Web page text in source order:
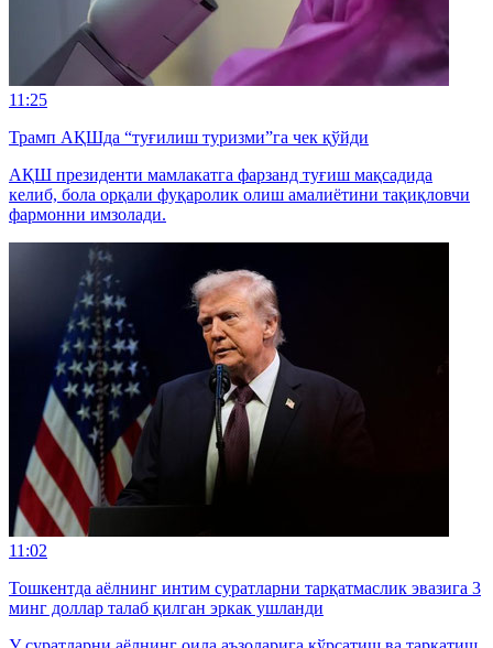
11:25
Трамп АҚШда “туғилиш туризми”га чек қўйди
АҚШ президенти мамлакатга фарзанд туғиш мақсадида
келиб, бола орқали фуқаролик олиш амалиётини тақиқловчи
фармонни имзолади.
11:02
Тошкентда аёлнинг интим суратларни тарқатмаслик эвазига 3
минг доллар талаб қилган эркак ушланди